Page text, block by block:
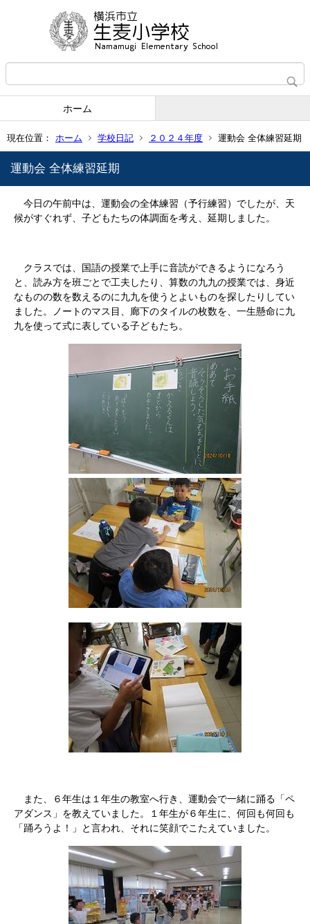
ホーム
現在位置： ホーム 学校日記 ２０２４年度 運動会 全体練習延期
運動会 全体練習延期
今日の午前中は、運動会の全体練習（予行練習）でしたが、天
候がすぐれず、子どもたちの体調面を考え、延期しました。
クラスでは、国語の授業で上手に音読ができるようになろう
と、読み方を班ごとで工夫したり、算数の九九の授業では、身近
なものの数を数えるのに九九を使うとよいものを探したりしてい
ました。ノートのマス目、廊下のタイルの枚数を、一生懸命に九
九を使って式に表している子どもたち。
また、６年生は１年生の教室へ行き、運動会で一緒に踊る「ペ
アダンス」を教えていました。１年生が６年生に、何回も何回も
「踊ろうよ！」と言われ、それに笑顔でこたえていました。